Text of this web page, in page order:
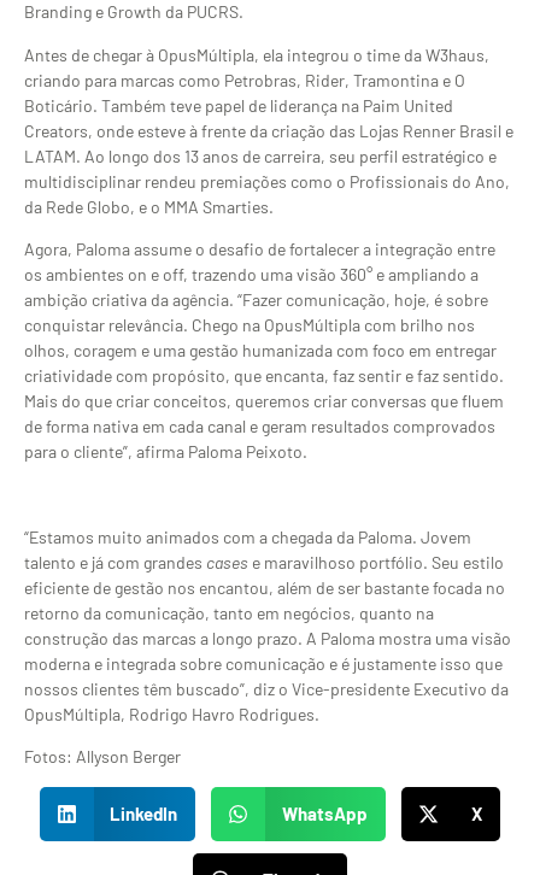
Branding e Growth da PUCRS.
Antes de chegar à OpusMúltipla, ela integrou o time da W3haus,
criando para marcas como Petrobras, Rider, Tramontina e O
Boticário. Também teve papel de liderança na Paim United
Creators, onde esteve à frente da criação das Lojas Renner Brasil e
LATAM. Ao longo dos 13 anos de carreira, seu perfil estratégico e
multidisciplinar rendeu premiações como o Profissionais do Ano,
da Rede Globo, e o MMA Smarties.
Agora, Paloma assume o desafio de fortalecer a integração entre
os ambientes on e off, trazendo uma visão 360° e ampliando a
ambição criativa da agência. “Fazer comunicação, hoje, é sobre
conquistar relevância. Chego na OpusMúltipla com brilho nos
olhos, coragem e uma gestão humanizada com foco em entregar
criatividade com propósito, que encanta, faz sentir e faz sentido.
Mais do que criar conceitos, queremos criar conversas que fluem
de forma nativa em cada canal e geram resultados comprovados
para o cliente”, afirma Paloma Peixoto.
“Estamos muito animados com a chegada da Paloma. Jovem
talento e já com grandes cases e maravilhoso portfólio. Seu estilo
eficiente de gestão nos encantou, além de ser bastante focada no
retorno da comunicação, tanto em negócios, quanto na
construção das marcas a longo prazo. A Paloma mostra uma visão
moderna e integrada sobre comunicação e é justamente isso que
nossos clientes têm buscado”, diz o Vice-presidente Executivo da
OpusMúltipla, Rodrigo Havro Rodrigues.
Fotos: Allyson Berger
LinkedIn WhatsApp X